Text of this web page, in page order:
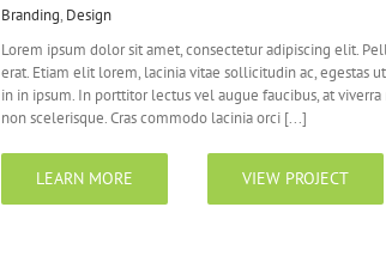
Branding, Design
Lorem ipsum dolor sit amet, consectetur adipiscing elit.
erat. Etiam elit lorem, lacinia vitae sollicitudin ac, egestas
in in ipsum. In porttitor lectus vel augue faucibus, at
non scelerisque. Cras commodo lacinia orci [...]
LEARN MORE VIEW PROJECT